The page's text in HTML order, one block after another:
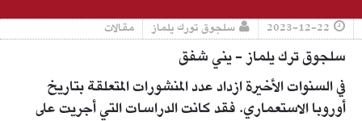
2023-12-22 سلجوق تورك يلماز مقالات
سلجوق ترك يلماز - يني شفق
في السنوات الأخيرة ازداد عدد المنشورات المتعلقة بتاريخ
أوروبا الاستعماري. فقد كانت الدراسات التي أجريت على